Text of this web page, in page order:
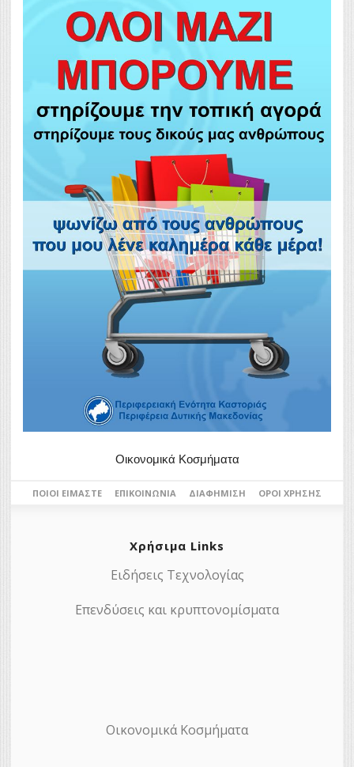
Οικονομικά Κοσμήματα
ΠΟΙΟΙ ΕΊΜΑΣΤΕ ΕΠΙΚΟΙΝΩΝΊΑ ΔΙΑΦΉΜΙΣΗ ΌΡΟΙ ΧΡΉΣΗΣ
Χρήσιμα Links
Ειδήσεις Τεχνολογίας
Επενδύσεις και κρυπτονομίσματα
Οικονομικά Κοσμήματα